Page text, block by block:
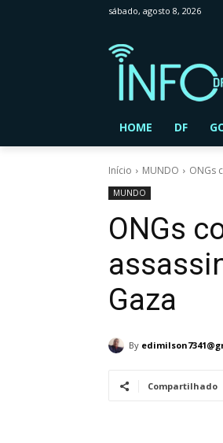
sábado, agosto 8, 2026
HOME DF
Início MUNDO ONGs
MUNDO
ONGs
Gaza
By
Compartilhado